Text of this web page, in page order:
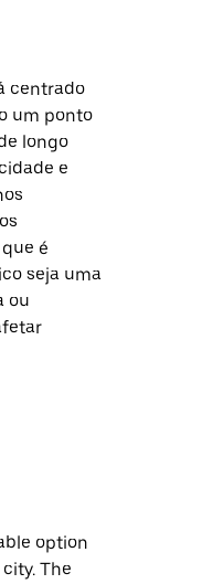
centrado
um ponto
longo
e
é
seja uma
ou
option
The